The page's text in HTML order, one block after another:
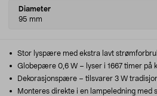
Select
variant
Diameter
95 mm
Stor lyspære med ekstra lavt
Globepære 0,6 W – lyser i 1667 timer på
Dekorasjonspære – tilsvarer 3 W
Monteres direkte i en lampeledning med